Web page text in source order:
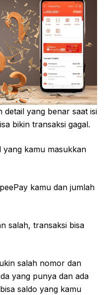
detail yang benar saat isi
bikin transaksi gagal.
yang kamu masukkan
kamu dan jumlah
salah, transaksi bisa
salah nomor dan
yang punya dan ada
saldo yang kamu